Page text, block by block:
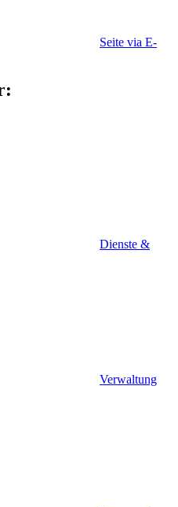
Seite via E-
Dienste &
Verwaltung